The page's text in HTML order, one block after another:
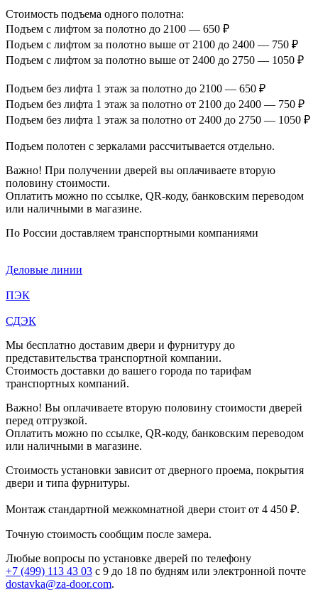
Стоимость подъема одного полотна:
Подъем с лифтом за полотно до 2100 — 650 ₽
Подъем с лифтом за полотно выше от 2100 до 2400 — 750 ₽
Подъем с лифтом за полотно выше от 2400 до 2750 — 1050 ₽
Подъем без лифта 1 этаж за полотно до 2100 — 650 ₽
Подъем без лифта 1 этаж за полотно от 2100 до 2400 — 750 ₽
Подъем без лифта 1 этаж за полотно от 2400 до 2750 — 1050 ₽
Подъем полотен с зеркалами рассчитывается отдельно.
Важно! При получении дверей вы оплачиваете вторую
половину стоимости.
Оплатить можно по ссылке, QR-коду, банковским переводом
или наличными в магазине.
По России доставляем транспортными компаниями
Деловые линии
ПЭК
СДЭК
Мы бесплатно доставим двери и фурнитуру до
представительства транспортной компании.
Стоимость доставки до вашего города по тарифам
транспортных компаний.
Важно! Вы оплачиваете вторую половину стоимости дверей
перед отгрузкой.
Оплатить можно по ссылке, QR-коду, банковским переводом
или наличными в магазине.
Стоимость установки зависит от дверного проема, покрытия
двери и типа фурнитуры.
Монтаж стандартной межкомнатной двери стоит от 4 450 ₽.
Точную стоимость сообщим после замера.
Любые вопросы по установке дверей по телефону
+7 (499) 113 43 03 с 9 до 18 по будням или электронной почте
dostavka@za-door.com.